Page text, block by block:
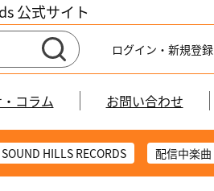
公式サイト
ログイン・新規登録
コラム お問い合わせ
SOUND HILLS RECORDS 配信中楽曲